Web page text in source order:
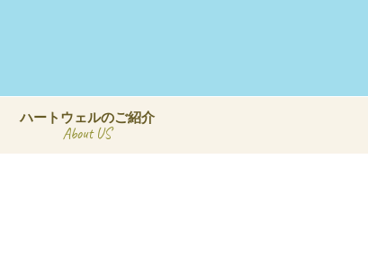
ハートウェルのご紹介
About US